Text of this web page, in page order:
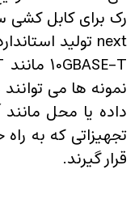
رک برای کابل کشی
نمونه ها می
داده یا محل
تجهیزاتی که به راه
قرار گیرند.